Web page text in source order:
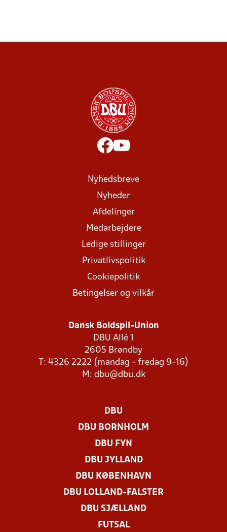
Nyhedsbreve
Nyheder
Afdelinger
Medarbejdere
Ledige stillinger
Privatlivspolitik
Cookiepolitik
Betingelser og vilkår
Dansk Boldspil-Union
DBU Allé 1
2605 Brøndby
T: 4326 2222 (mandag - fredag 9-16)
M: dbu@dbu.dk
DBU
DBU BORNHOLM
DBU FYN
DBU JYLLAND
DBU KØBENHAVN
DBU LOLLAND-FALSTER
DBU SJÆLLAND
FUTSAL